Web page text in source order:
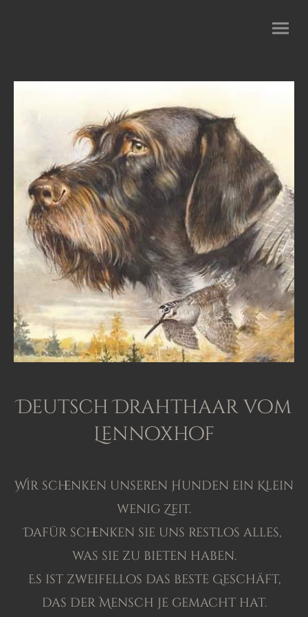
Deutsch Drahthaar vom
Lennoxhof
Wir schenken unseren Hunden ein Klein
wenig Zeit.
Dafür schenken sie uns restlos alles,
was sie zu bieten haben.
Es ist zweifellos das beste Geschäft,
das der Mensch je gemacht hat.